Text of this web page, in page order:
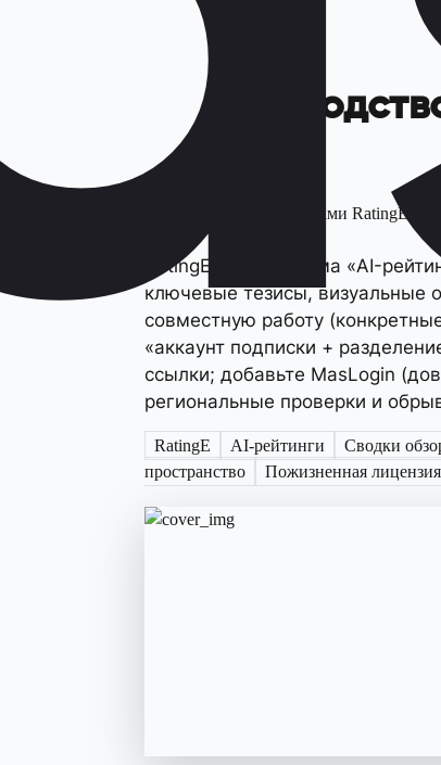
Легко делитесь аккаунтами RatingE
RatingE — платформа «AI-
ключевые тезисы, визуальные
совместную работу
«аккаунт подписки +
ссылки; добавьте MasLogin
региональные проверки и
RatingE AI-рейтинги Сводки
пространство
Пожизненная лицензия